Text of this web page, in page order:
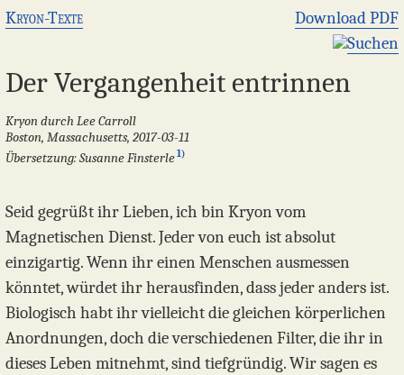
Kryon-Texte
Download PDF
Suchen
Der Vergangenheit entrinnen
Kryon durch Lee Carroll
Boston, Massachusetts, 2017-03-11
Übersetzung: Susanne Finsterle1)
Seid gegrüßt ihr Lieben, ich bin Kryon vom
Magnetischen Dienst. Jeder von euch ist absolut
einzigartig. Wenn ihr einen Menschen ausmessen
könntet, würdet ihr herausfinden, dass jeder anders ist.
Biologisch habt ihr vielleicht die gleichen körperlichen
Anordnungen, doch die verschiedenen Filter, die ihr in
dieses Leben mitnehmt, sind tiefgründig. Wir sagen es